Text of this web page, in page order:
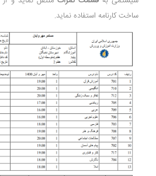
ساخت کارنامه استفاده نماید.